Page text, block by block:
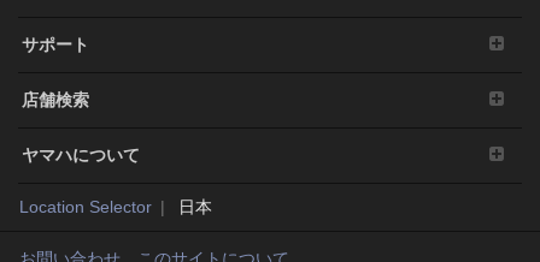
サポート
店舗検索
ヤマハについて
Location Selector 日本
お問い合わせ このサイトについて